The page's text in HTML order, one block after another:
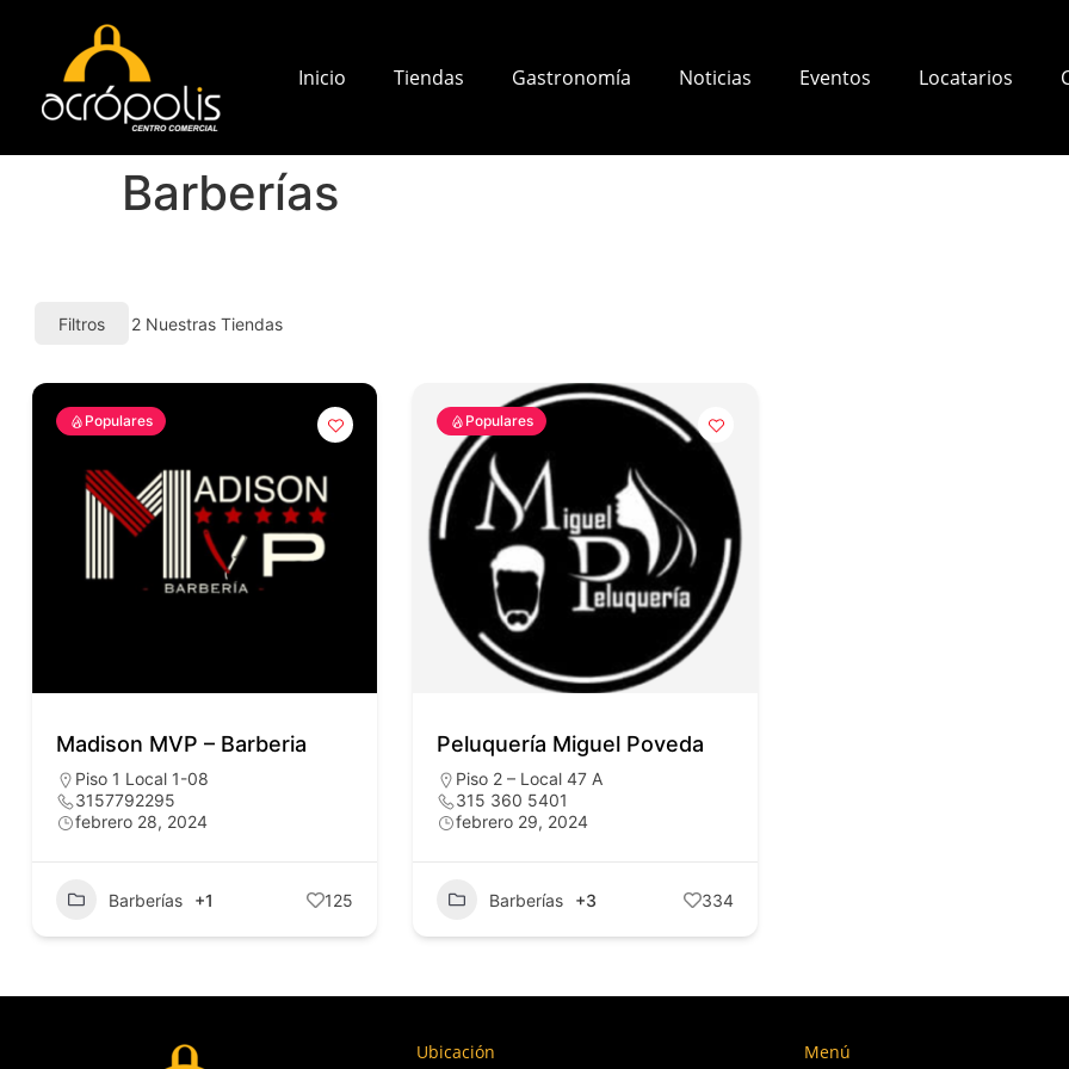
Inicio Tiendas Gastronomía Noticias Eventos Locatarios
Barberías
Filtros 2 Nuestras Tiendas
Populares
Madison MVP – Barberia
Piso 1 Local 1-08
3157792295
febrero 28, 2024
Barberías +1 125
Populares
Peluquería Miguel Poveda
Piso 2 – Local 47 A
315 360 5401
febrero 29, 2024
Barberías +3 334
Ubicación Menú